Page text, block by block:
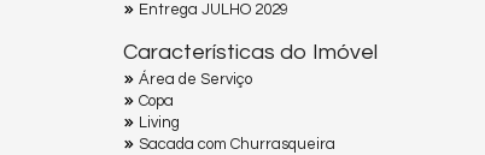
Entrega JULHO 2029
Características do Imóvel
Área de Serviço
Copa
Living
Sacada com Churrasqueira